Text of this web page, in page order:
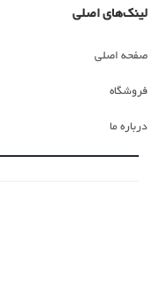
لینک‌های اصلی
صفحه اصلی
فروشگاه
درباره ما